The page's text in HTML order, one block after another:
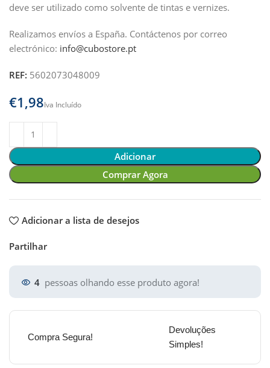
deve ser utilizado como solvente de tintas e vernizes.
Realizamos envíos a España. Contáctenos por correo
electrónico: info@cubostore.pt
REF: 5602073048009
€
Adicionar
Comprar Agora
Adicionar a lista de desejos
Partilhar
4 pessoas olhando esse produto agora!
Compra Segura!
Devoluções
Simples!